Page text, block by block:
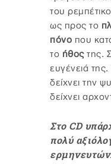
του
ως προς το
πόνο που
το ήθοςτης.
ευγένειά
δείχνει την
δείχνει
Στο CD
πολύ